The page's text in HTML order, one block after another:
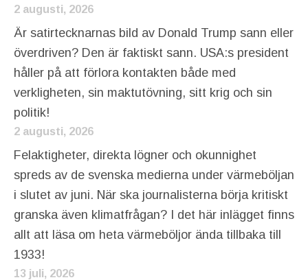
2 augusti, 2026
Är satirtecknarnas bild av Donald Trump sann eller
överdriven? Den är faktiskt sann. USA:s president
håller på att förlora kontakten både med
verkligheten, sin maktutövning, sitt krig och sin
politik!
2 augusti, 2026
Felaktigheter, direkta lögner och okunnighet
spreds av de svenska medierna under värmeböljan
i slutet av juni. När ska journalisterna börja kritiskt
granska även klimatfrågan? I det här inlägget finns
allt att läsa om heta värmeböljor ända tillbaka till
1933!
13 juli, 2026